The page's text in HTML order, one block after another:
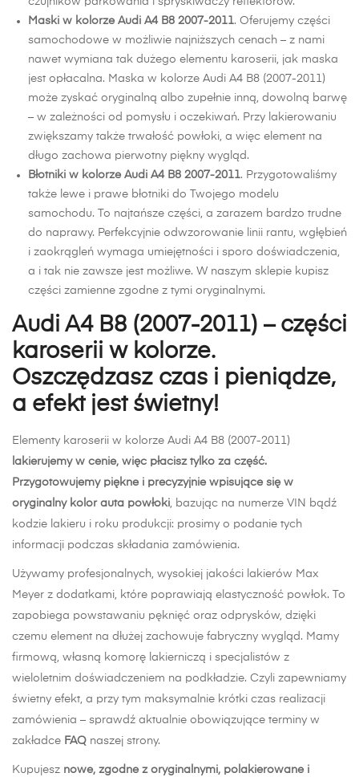
Maski w kolorze Audi A4 B8 2007-2011. Oferujemy części
samochodowe w możliwie najniższych cenach – z nami
nawet wymiana tak dużego elementu karoserii, jak maska
jest opłacalna. Maska w kolorze Audi A4 B8 (2007-2011)
może zyskać oryginalną albo zupełnie inną, dowolną barwę
– w zależności od pomysłu i oczekiwań. Przy lakierowaniu
zwiększamy także trwałość powłoki, a więc element na
długo zachowa pierwotny piękny wygląd.
Błotniki w kolorze Audi A4 B8 2007-2011. Przygotowaliśmy
także lewe i prawe błotniki do Twojego modelu
samochodu. To najtańsze części, a zarazem bardzo trudne
do naprawy. Perfekcyjnie odwzorowanie linii rantu, wgłębień
i zaokrągleń wymaga umiejętności i sporo doświadczenia,
a i tak nie zawsze jest możliwe. W naszym sklepie kupisz
części zamienne zgodne z tymi oryginalnymi.
Audi A4 B8 (2007-2011) – części
karoserii w kolorze.
Oszczędzasz czas i pieniądze,
a efekt jest świetny!
Elementy karoserii w kolorze Audi A4 B8 (2007-2011)
lakierujemy w cenie, więc płacisz tylko za część.
Przygotowujemy piękne i precyzyjnie wpisujące się w
oryginalny kolor auta powłoki, bazując na numerze VIN bądź
kodzie lakieru i roku produkcji: prosimy o podanie tych
informacji podczas składania zamówienia.
Używamy profesjonalnych, wysokiej jakości lakierów Max
Meyer z dodatkami, które poprawiają elastyczność powłok. To
zapobiega powstawaniu pęknięć oraz odprysków, dzięki
czemu element na dłużej zachowuje fabryczny wygląd. Mamy
firmową, własną komorę lakierniczą i specjalistów z
wieloletnim doświadczeniem na podkładzie. Czyli zapewniamy
świetny efekt, a przy tym maksymalnie krótki czas realizacji
zamówienia – sprawdź aktualnie obowiązujące terminy w
zakładce FAQ naszej strony.
Kupujesz nowe, zgodne z oryginalnymi, polakierowane i